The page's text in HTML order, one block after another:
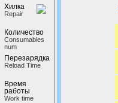
Хилка
Repair
Количество
Сonsumables
num
Перезарядка
Reload Time
Время
работы
Work time